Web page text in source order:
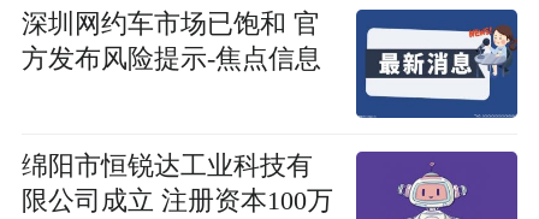
深圳网约车市场已饱和 官
方发布风险提示-焦点信息
绵阳市恒锐达工业科技有
限公司成立 注册资本100万